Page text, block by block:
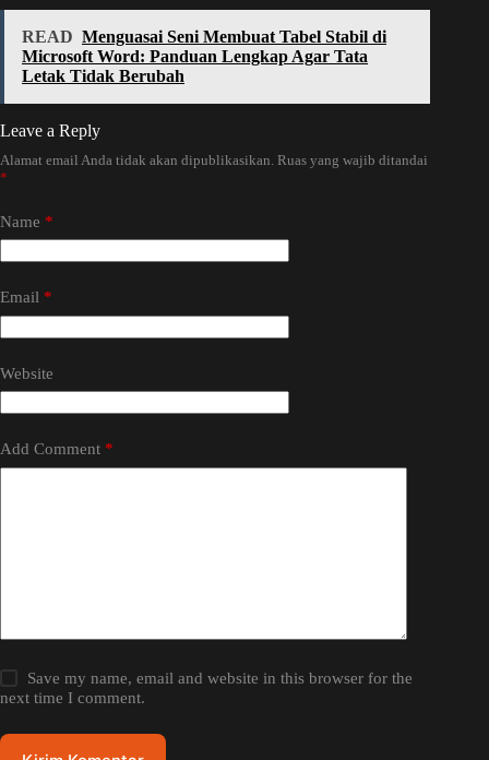
READ Menguasai Seni Membuat Tabel Stabil di
Microsoft Word: Panduan Lengkap Agar Tata
Letak Tidak Berubah
Leave a Reply
Alamat email Anda tidak akan dipublikasikan. Ruas yang wajib ditandai
*
Name *
Email *
Website
Add Comment *
Save my name, email and website in this browser for the
next time I comment.